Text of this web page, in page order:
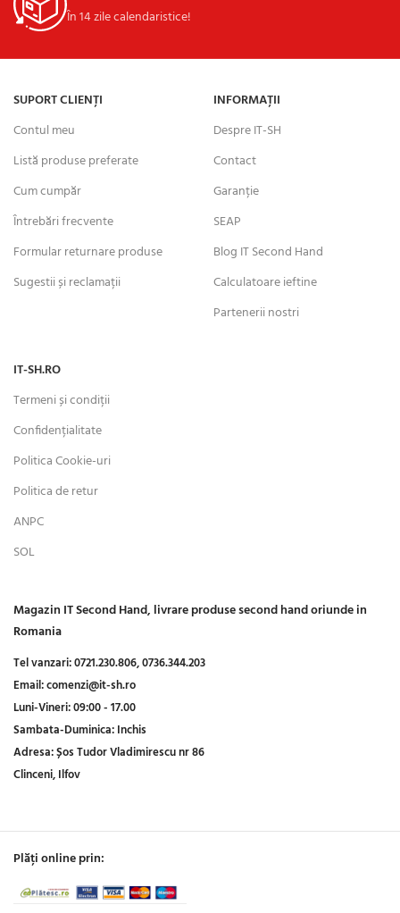
În 14 zile calendaristice!
SUPORT CLIENȚI
Contul meu
Listă produse preferate
Cum cumpăr
Întrebări frecvente
Formular returnare produse
Sugestii și reclamații
INFORMAȚII
Despre IT-SH
Contact
Garanție
SEAP
Blog IT Second Hand
Calculatoare ieftine
Partenerii nostri
IT-SH.RO
Termeni și condiții
Confidențialitate
Politica Cookie-uri
Politica de retur
ANPC
SOL
Magazin IT Second Hand, livrare produse second hand oriunde in
Romania
Tel vanzari:0721.230.806,0736.344.203
Email:comenzi@it-sh.ro
Luni-Vineri:09:00 - 17.00
Sambata-Duminica:Inchis
Adresa:Șos Tudor Vladimirescu nr 86
Clinceni, Ilfov
Plăți online prin: